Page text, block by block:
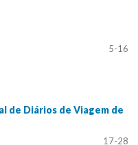
5-16
de Diários de Viagem de
17-28